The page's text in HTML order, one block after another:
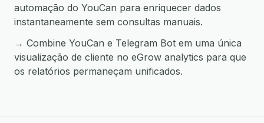
automação do YouCan para enriquecer dados
instantaneamente sem consultas manuais.
→ Combine YouCan e Telegram Bot em uma única
visualização de cliente no eGrow analytics para que
os relatórios permaneçam unificados.